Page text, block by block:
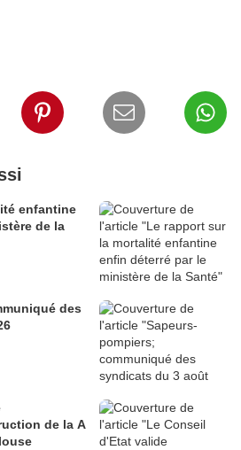
enfantine
de la
des
de la A